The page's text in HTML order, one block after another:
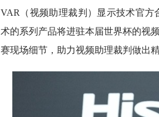
VAR（视频助理裁判）显示技术官
术的系列产品将进驻本届世界杯的视
赛现场细节，助力视频助理裁判做出精